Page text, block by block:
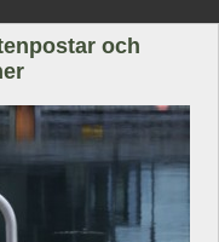
och